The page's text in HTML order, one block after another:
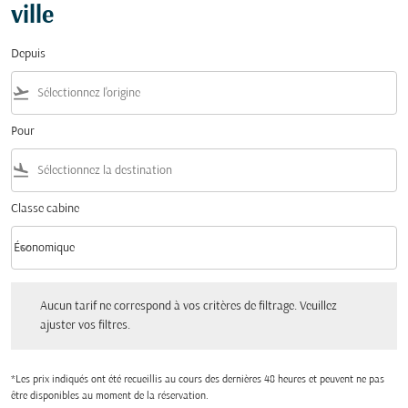
ville
Depuis
flight_takeoff
Pour
flight_land
Classe cabine
Classe cabine option Économique Selected
Économique
keyboard_arrow_down
Aucun tarif ne correspond à vos critères de filtrage. Veuillez
ajuster vos filtres.
*Les prix indiqués ont été recueillis au cours des dernières 48 heures et peuvent ne pas
être disponibles au moment de la réservation.